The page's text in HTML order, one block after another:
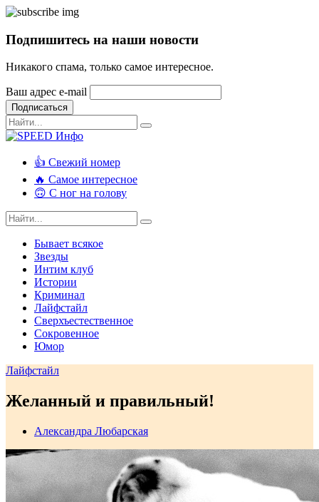
Подпишитесь на наши новости
Никакого спама, только самое интересное.
Ваш адрес e-mail
Подписаться
👍 Свежий номер
🔥 Самое интересное
🙃 С ног на голову
Бывает всякое
Звезды
Интим клуб
Истории
Криминал
Лайфстайл
Сверхъестественное
Сокровенное
Юмор
Лайфстайл
Желанный и правильный!
Александра Любарская